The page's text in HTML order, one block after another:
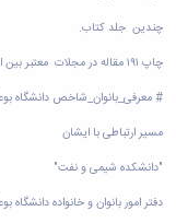
چندین جلد کتاب.
چاپ ۱۹۱ مقاله در مجلات معتبر بین المللی و بیش از ۱۰۰ مقاله ارائه شده در همایش های علمی
#معرفی_بانوان_شاخص دانشگاه
مسیر ارتباطی با ایشان
"دانشکده شیمی و نفت"
دفتر امور بانوان و خانواده دانشگاه